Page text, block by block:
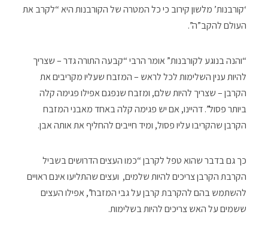
‘קורבנות’ מלשון קירוב כי כל המטרה של הקורבנות היא “לקרב את
העולם להקב”ה”.
“והנה בנוגע לקורבנות” אומר הרבי “קבעה התורה גדר – שצריך
להיות ענין השלימות לכל לראש – המזבח שעליו מקריבים את
הקרבן – שצריך להיות שלם, ומזבח שנפגם אפילו פגימה קלה
ביותר פסול”. דהיינו, אם יש פגימה קלה באחד מאבני המזבח
הקרבן שהקריבו עליו פסול, ומיד חייבים להחליף את אותה אבן.
כך גם בדבר שהוא טפל לקרבן “כמו העצים הדרושים בשביל
הקרבת הקרבן צריכים להיות שלמים, ועצים שהתליעו אינם ראויים
להשתמש בהם להקרבת קרבן על גבי המזבח”, אפילו העצים
ששמים על האש צריכים להיות בשלימות.